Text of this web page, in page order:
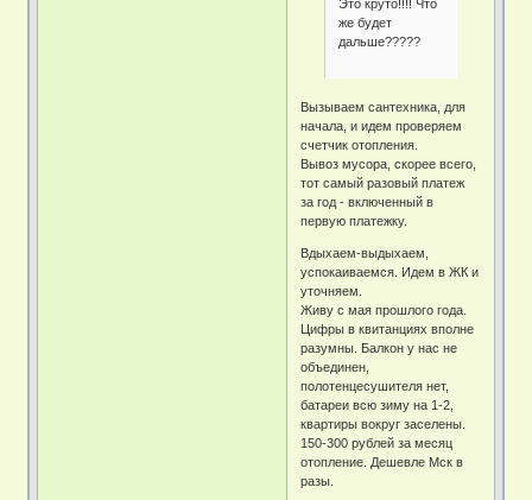
Это круто!!!! Что
же будет
дальше?????
Вызываем сантехника, для
начала, и идем проверяем
счетчик отопления.
Вывоз мусора, скорее всего,
тот самый разовый платеж
за год - включенный в
первую платежку.
Вдыхаем-выдыхаем,
успокаиваемся. Идем в ЖК и
уточняем.
Живу с мая прошлого года.
Цифры в квитанциях вполне
разумны. Балкон у нас не
объединен,
полотенцесушителя нет,
батареи всю зиму на 1-2,
квартиры вокруг заселены.
150-300 рублей за месяц
отопление. Дешевле Мск в
разы.